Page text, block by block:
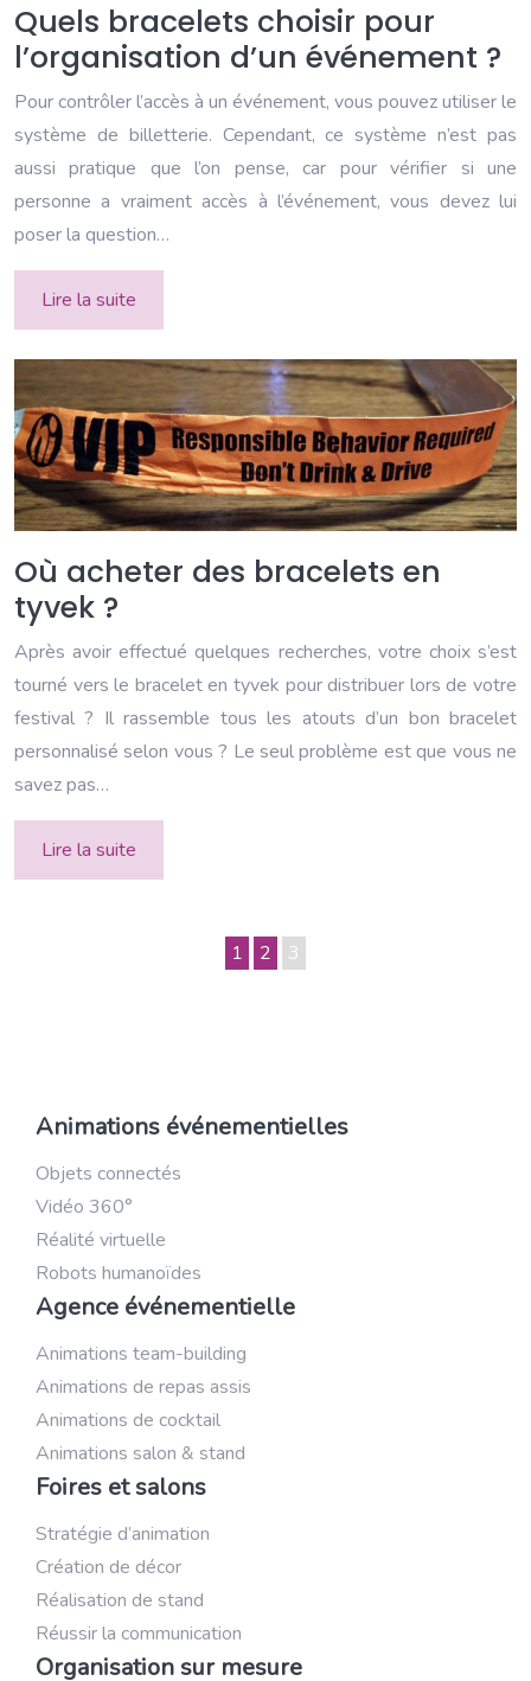
Quels bracelets choisir pour
l’organisation d’un événement ?
Pour contrôler l’accès à un événement, vous pouvez utiliser le
système de billetterie. Cependant, ce système n’est pas
aussi pratique que l’on pense, car pour vérifier si une
personne a vraiment accès à l’événement, vous devez lui
poser la question…
Lire la suite
Où acheter des bracelets en
tyvek ?
Après avoir effectué quelques recherches, votre choix s’est
tourné vers le bracelet en tyvek pour distribuer lors de votre
festival ? Il rassemble tous les atouts d’un bon bracelet
personnalisé selon vous ? Le seul problème est que vous ne
savez pas…
Lire la suite
1 2 3
Animations événementielles
Objets connectés
Vidéo 360°
Réalité virtuelle
Robots humanoïdes
Agence événementielle
Animations team-building
Animations de repas assis
Animations de cocktail
Animations salon & stand
Foires et salons
Stratégie d’animation
Création de décor
Réalisation de stand
Réussir la communication
Organisation sur mesure